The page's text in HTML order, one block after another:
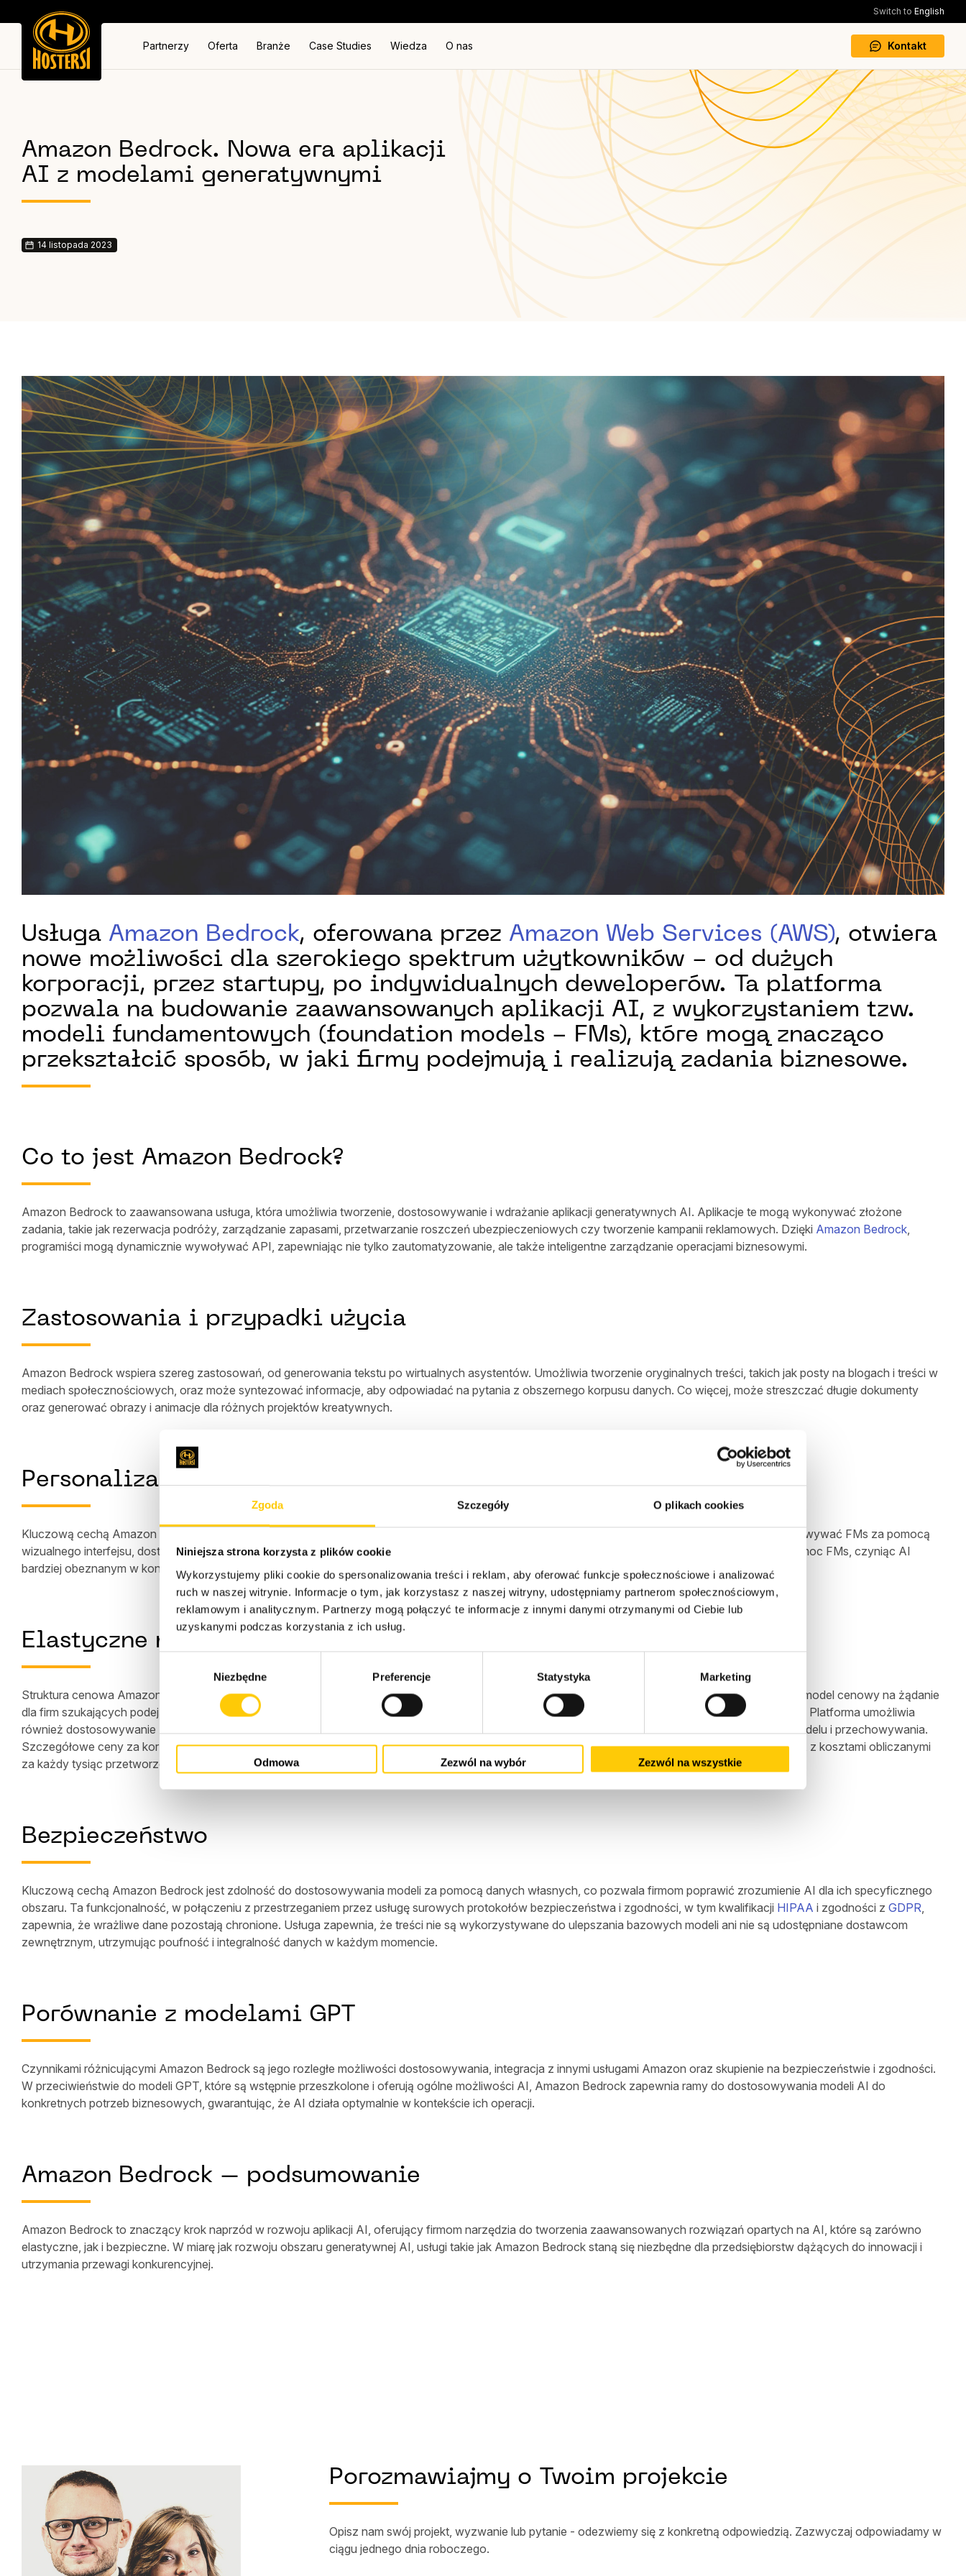
Zgoda Szczegóły O plikach cookies
Niniejsza strona korzysta z plików cookie
Wykorzystujemy pliki cookie do spersonalizowania treści i reklam, aby oferować funkcje społecznościowe i analizować
ruch w naszej witrynie. Informacje o tym, jak korzystasz z naszej witryny, udostępniamy partnerom społecznościowym,
reklamowym i analitycznym. Partnerzy mogą połączyć te informacje z innymi danymi otrzymanymi od Ciebie lub
uzyskanymi podczas korzystania z ich usług.
b
g
Niezbędne Preferencje Statystyka Marketing
Odmowa Zezwól na wybór Zezwól na wszystkie
Switch to English
Partnerzy Oferta Branże Case Studies Wiedza O nas Kontakt
Amazon Bedrock. Nowa era aplikacji
AI z modelami generatywnymi
14 listopada 2023
Usługa Amazon Bedrock, oferowana przez Amazon Web Services (AWS), otwiera
nowe możliwości dla szerokiego spektrum użytkowników - od dużych
korporacji, przez startupy, po indywidualnych deweloperów. Ta platforma
pozwala na budowanie zaawansowanych aplikacji AI, z wykorzystaniem tzw.
modeli fundamentowych (foundation models - FMs), które mogą znacząco
przekształcić sposób, w jaki firmy podejmują i realizują zadania biznesowe.
Co to jest Amazon Bedrock?
Amazon Bedrock to zaawansowana usługa, która umożliwia tworzenie, dostosowywanie i wdrażanie aplikacji generatywnych AI. Aplikacje te mogą wykonywać złożone
zadania, takie jak rezerwacja podróży, zarządzanie zapasami, przetwarzanie roszczeń ubezpieczeniowych czy tworzenie kampanii reklamowych. Dzięki Amazon Bedrock,
programiści mogą dynamicznie wywoływać API, zapewniając nie tylko zautomatyzowanie, ale także inteligentne zarządzanie operacjami biznesowymi.
Zastosowania i przypadki użycia
Amazon Bedrock wspiera szereg zastosowań, od generowania tekstu po wirtualnych asystentów. Umożliwia tworzenie oryginalnych treści, takich jak posty na blogach i treści w
mediach społecznościowych, oraz może syntezować informacje, aby odpowiadać na pytania z obszernego korpusu danych. Co więcej, może streszczać długie dokumenty
oraz generować obrazy i animacje dla różnych projektów kreatywnych.
Personalizacja w centrum uwagi
Kluczową cechą Amazon Bedrock jest możliwość dostosowywania modeli z wykorzystaniem własnych danych. Programiści mogą prywatnie dostosowywać FMs za pomocą
wizualnego interfejsu, dostosowując możliwości AI do konkretnego obszaru i potrzeb organizacyjnych bez pisania kodu. Ta personalizacja rozszerza moc FMs, czyniąc AI
bardziej obeznanym w konkretnych domenach.
Elastyczne modele cenowe
Struktura cenowa Amazon Bedrock jest zaprojektowana tak, aby być elastyczną, zaspokajając potrzeby firm o różnych profilach działalności. Oferuje model cenowy na żądanie
dla firm szukających podejścia pay-as-you-go oraz model przepustowości zarezerwowanej dla zadań wymagających gwarantowanej przepustowości. Platforma umożliwia
również dostosowywanie FMs z wykorzystaniem danych użytkownika, rozliczane na podstawie liczby przetworzonych tokenów podczas treningu modelu i przechowywania.
Szczegółowe ceny za korzystanie z modeli od dostawców takich jakAI21 Labsi własnych modeli Amazona, takich jak modeleTitan, są zróżnicowane, z kosztami obliczanymi
za każdy tysiąc przetworzonych lub wygenerowanych tokenów oraz za każdy utworzony obraz w modelach generowania obrazów.
Bezpieczeństwo
Kluczową cechą Amazon Bedrock jest zdolność do dostosowywania modeli za pomocą danych własnych, co pozwala firmom poprawić zrozumienie AI dla ich specyficznego
obszaru. Ta funkcjonalność, w połączeniu z przestrzeganiem przez usługę surowych protokołów bezpieczeństwa i zgodności, w tym kwalifikacji HIPAA i zgodności z GDPR,
zapewnia, że wrażliwe dane pozostają chronione. Usługa zapewnia, że treści nie są wykorzystywane do ulepszania bazowych modeli ani nie są udostępniane dostawcom
zewnętrznym, utrzymując poufność i integralność danych w każdym momencie.
Porównanie z modelami GPT
Czynnikami różnicującymi Amazon Bedrock są jego rozległe możliwości dostosowywania, integracja z innymi usługami Amazon oraz skupienie na bezpieczeństwie i zgodności.
W przeciwieństwie do modeli GPT, które są wstępnie przeszkolone i oferują ogólne możliwości AI, Amazon Bedrock zapewnia ramy do dostosowywania modeli AI do
konkretnych potrzeb biznesowych, gwarantując, że AI działa optymalnie w kontekście ich operacji.
Amazon Bedrock – podsumowanie
Amazon Bedrock to znaczący krok naprzód w rozwoju aplikacji AI, oferujący firmom narzędzia do tworzenia zaawansowanych rozwiązań opartych na AI, które są zarówno
elastyczne, jak i bezpieczne. W miarę jak rozwoju obszaru generatywnej AI, usługi takie jak Amazon Bedrock staną się niezbędne dla przedsiębiorstw dążących do innowacji i
utrzymania przewagi konkurencyjnej.
Porozmawiajmy o Twoim projekcie
Opisz nam swój projekt, wyzwanie lub pytanie - odezwiemy się z konkretną odpowiedzią. Zazwyczaj odpowiadamy w
ciągu jednego dnia roboczego.